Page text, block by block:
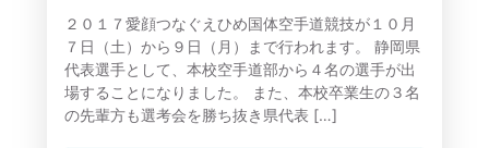
２０１７愛顔つなぐえひめ国体空手道競技が１０月
７日（土）から９日（月）まで行われます。 静岡県
代表選手として、本校空手道部から４名の選手が出
場することになりました。 また、本校卒業生の３名
の先輩方も選考会を勝ち抜き県代表 […]